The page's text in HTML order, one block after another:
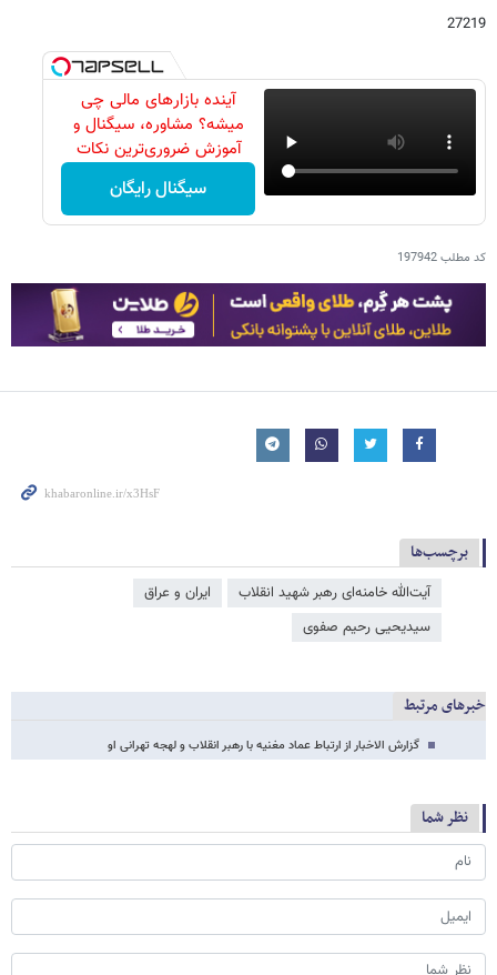
27219
آینده بازارهای مالی چی
‌میشه؟ مشاوره، سیگنال و
آموزش ضروری‌ترین نکات
سیگنال رایگان
کد مطلب197942
برچسب‌ها
آیت‌الله خامنه‌ای رهبر شهید انقلاب
ایران و عراق
سیدیحیی رحیم‌ صفوی
خبرهای مرتبط
گزارش الاخبار از ارتباط عماد مغنیه با رهبر انقلاب و لهجه تهرانی او
نظر شما